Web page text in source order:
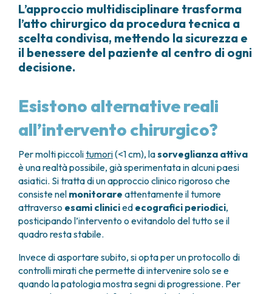
L’approccio multidisciplinare trasforma
l’atto chirurgico da procedura tecnica a
scelta condivisa, mettendo la sicurezza e
il benessere del paziente al centro di ogni
decisione.
Esistono alternative reali
all’intervento chirurgico?
Per molti piccolitumori(<1 cm), lasorveglianza attiva
è una realtà possibile, già sperimentata in alcuni paesi
asiatici. Si tratta di un approccio clinico rigoroso che
consiste nel monitorare attentamente il tumore
attraverso esami clinicied ecografici periodici,
posticipando l’intervento o evitandolo del tutto se il
quadro resta stabile.
Invece di asportare subito, si opta per un protocollo di
controlli mirati che permette di intervenire solo se e
quando la patologia mostra segni di progressione. Per